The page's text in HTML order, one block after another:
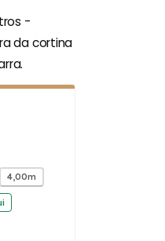
-
da cortina
4,00m